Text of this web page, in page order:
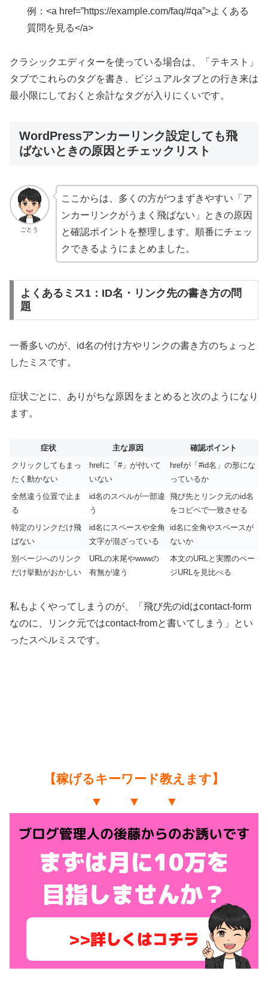
例：<a href=”https://example.com/faq/#qa”>よくある
質問を見る</a>
クラシックエディターを使っている場合は、「テキスト」
タブでこれらのタグを書き、ビジュアルタブとの行き来は
最小限にしておくと余計なタグが入りにくいです。
WordPressアンカーリンク設定しても飛
ばないときの原因とチェックリスト
ごとう
ここからは、多くの方がつまずきやすい「ア
ンカーリンクがうまく飛ばない」ときの原因
と確認ポイントを整理します。順番にチェッ
クできるようにまとめました。
よくあるミス1：ID名・リンク先の書き方の問
題
一番多いのが、id名の付け方やリンクの書き方のちょっと
したミスです。
症状ごとに、ありがちな原因をまとめると次のようになり
ます。
症状 主な原因
確認ポイント
クリックしてもまっ
たく動かない
hrefに「#」が付いて
いない
hrefが「#id名」の形にな
っているか
全然違う位置で止ま
る
id名のスペルが一部違
う
飛び先とリンク元のid名
をコピペで一致させる
特定のリンクだけ飛
ばない
id名にスペースや全角
文字が混ざっている
id名に全角やスペースが
ないか
別ページへのリンク
だけ挙動がおかしい
URLの末尾やwwwの
有無が違う
本文のURLと実際のペー
ジURLを見比べる
私もよくやってしまうのが、「飛び先のidはcontact-form
なのに、リンク元ではcontact-fromと書いてしまう」とい
ったスペルミスです。
【稼げるキーワード教えます】
▼ ▼ ▼